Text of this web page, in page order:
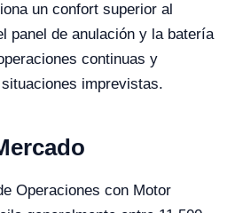
un confort superior al
panel de anulación y la batería
continuas y
imprevistas.
Operaciones con Motor